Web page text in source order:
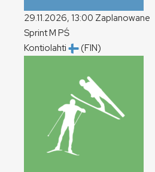
29.11.2026, 13:00 Zaplanowane
SprintM PŚ
Kontiolahti
(FIN)